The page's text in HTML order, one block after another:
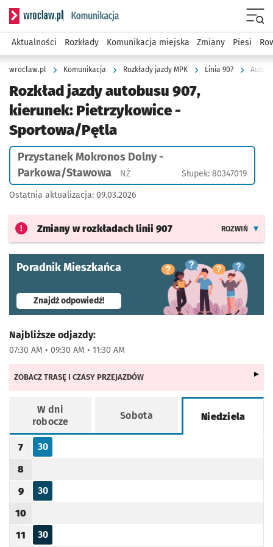
Serwis informacyjny wroclaw.pl podserwis: Komunikacja
Aktualności Rozkłady Komunikacja miejska Zmiany Piesi
wroclaw.pl Komunikacja Rozkłady jazdy MPK Linia 907
Rozkład jazdy autobusu 907,
kierunek: Pietrzykowice -
Sportowa/Pętla
Przystanek Mokronos Dolny -
Parkowa/Stawowa
NŻPrzystanek na życzenie
Słupek: 80347019
Ostatnia aktualizacja: 09.03.2026
Zmiany w rozkładach linii 907 ROZWIŃ
Poradnik Mieszkańca
Znajdź odpowiedź!- otworzy się w nowej karcie
Najbliższe odjazdy:
07:30 AM • 09:30 AM • 11:30 AM
ZOBACZ TRASĘ I CZASY PRZEJAZDÓW
W dni
robocze
Sobota Niedziela
Rozkład jazdy -
Godzina odjazdu
7
Odjazd
30
minut po godzinie 7
Godzina odjazdu
8
Godzina odjazdu
9
Odjazd
30
minut po godzinie 9
Godzina odjazdu
10
Godzina odjazdu
11
Odjazd
30
minut po godzinie 11